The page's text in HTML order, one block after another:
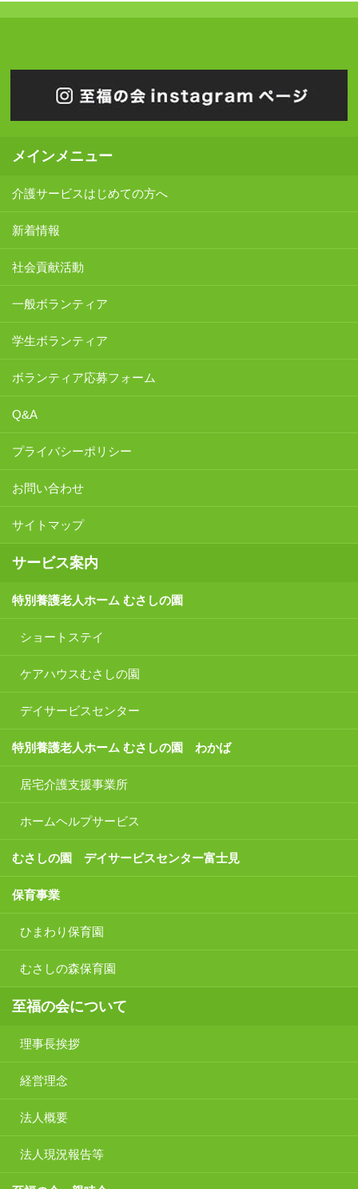
メインメニュー
介護サービスはじめての方へ
新着情報
社会貢献活動
一般ボランティア
学生ボランティア
ボランティア応募フォーム
Q&A
プライバシーポリシー
お問い合わせ
サイトマップ
サービス案内
特別養護老人ホーム むさしの園
ショートステイ
ケアハウスむさしの園
デイサービスセンター
特別養護老人ホーム むさしの園 わかば
居宅介護支援事業所
ホームヘルプサービス
むさしの園 デイサービスセンター富士見
保育事業
ひまわり保育園
むさしの森保育園
至福の会について
理事長挨拶
経営理念
法人概要
法人現況報告等